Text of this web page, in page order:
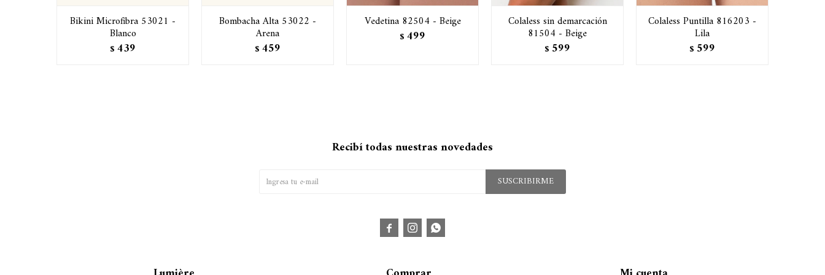
Bikini Microfibra 53021 -
Blanco
$ 439
Bombacha Alta 53022 -
Arena
$ 459
Vedetina 82504 - Beige
$ 499
Colaless sin demarcación
81504 - Beige
$ 599
Colaless Puntilla 816203 -
Lila
$ 599
Recibí todas nuestras novedades
SUSCRIBIRME
  